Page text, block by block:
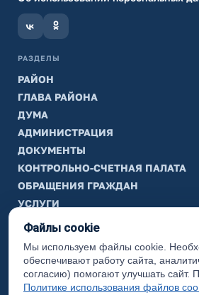
РАЗДЕЛЫ
РАЙОН
ГЛАВА РАЙОНА
ДУМА
АДМИНИСТРАЦИЯ
ДОКУМЕНТЫ
КОНТРОЛЬНО-СЧЕТНАЯ ПАЛАТА
ОБРАЩЕНИЯ ГРАЖДАН
УСЛУГИ
ТИК
ИНФОРМАЦИЯ
Законодательная карта
Карта сайта
Файлы cookie
Мы используем файлы cookie.
обеспечивают работу сайта,
согласию) помогают улучшать сайт.
Политике использования файлов